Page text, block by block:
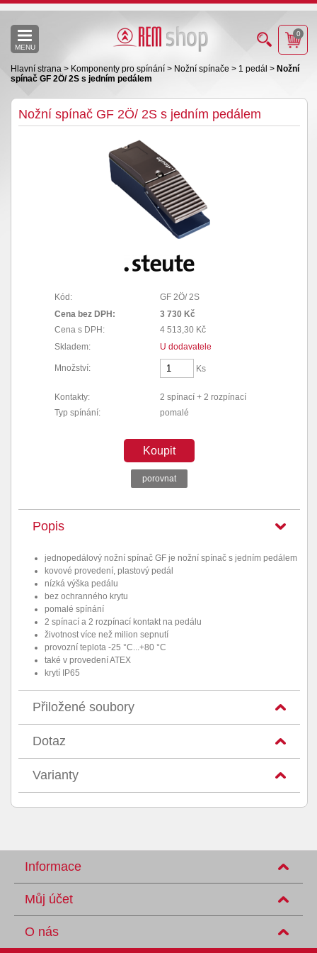
MENU
0
Hlavní strana > Komponenty pro spínání > Nožní spínače > 1 pedál > Nožní
spínač GF 2Ö/ 2S s jedním pedálem
Nožní spínač GF 2Ö/ 2S s jedním pedálem
Kód:
GF 2Ö/ 2S
Cena bez DPH:
3 730 Kč
Cena s DPH:
4 513,30 Kč
Skladem:
U dodavatele
Množství: Ks
Kontakty:
2 spínací + 2 rozpínací
Typ spínání:
pomalé
Koupit
porovnat
Popis
jednopedálový nožní spínač GF je nožní spínač s jedním pedálem
kovové provedení, plastový pedál
nízká výška pedálu
bez ochranného krytu
pomalé spínání
2 spínací a 2 rozpínací kontakt na pedálu
životnost více než milion sepnutí
provozní teplota -25 °C...+80 °C
také v provedení ATEX
krytí IP65
Přiložené soubory
Dotaz
Varianty
Informace
Můj účet
O nás